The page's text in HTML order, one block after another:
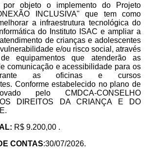
por objeto o implemento do Projeto
INCLUSIVA" que tem como
a infraestrutura tecnológica do
do Instituto ISAC e ampliar a
de crianças e adolescentes
e/ou risco social, através
equipamentos que atenderão as
comunicação e acessibilidade para os
as oficinas e cursos
Conforme estabelecido no plano de
pelo CMDCA-CONSELHO
DIREITOS DA CRIANÇA E DO
.
R$ 9.200,00 .
CONTAS:30/07/2026.